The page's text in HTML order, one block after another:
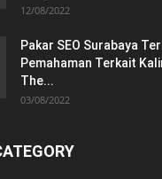
12/08/2022
Pakar SEO Surabaya
Pemahaman Terkait
The...
03/08/2022